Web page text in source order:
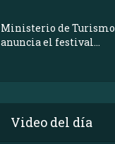
Ministerio de Turismo
anuncia el festival...
Video del día